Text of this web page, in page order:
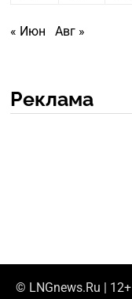
« Июн Авг »
Реклама
© LNGnews.Ru | 12+